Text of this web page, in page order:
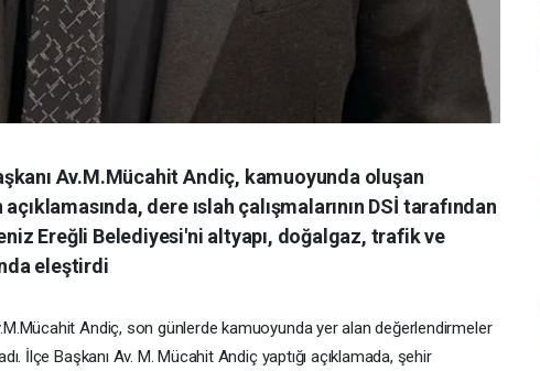
Av.M.Mücahit Andiç, kamuoyunda oluşan
dere ıslah çalışmalarının DSİ tarafından
Ereğli Belediyesi'ni altyapı, doğalgaz, trafik ve
eleştirdi
Andiç, son günlerde kamuoyunda yer alan değerlendirmeler
İlçe Başkanı Av. M. Mücahit Andiç yaptığı açıklamada, şehir